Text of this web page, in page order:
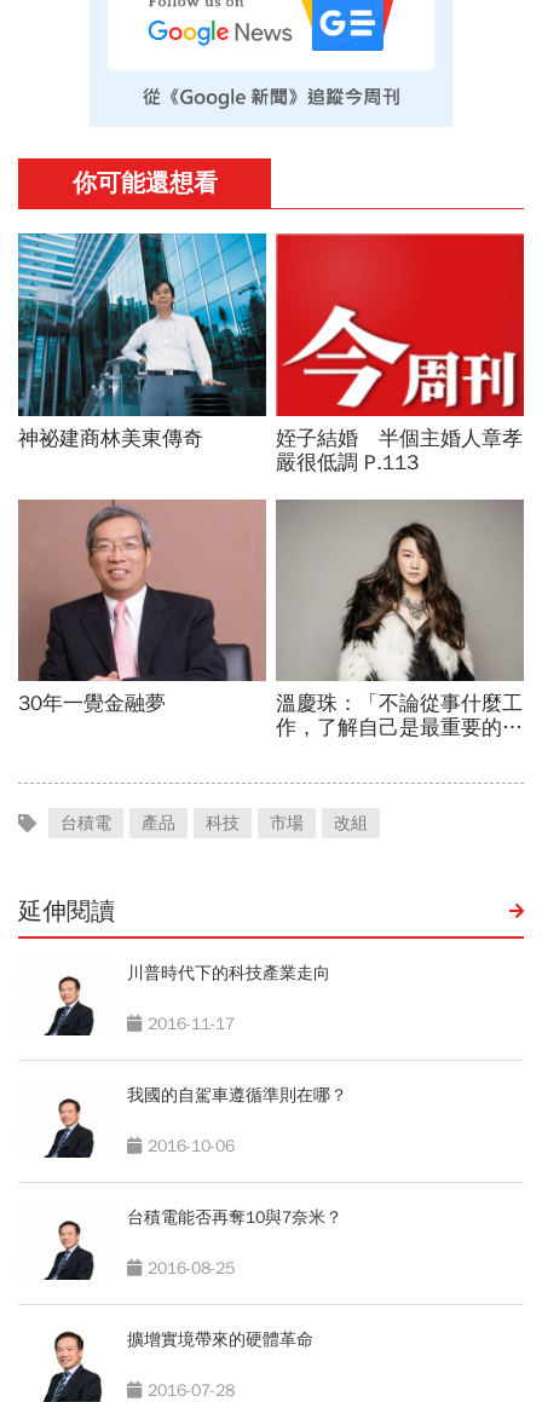
台積電 產品 科技 市場 改組
延伸閱讀
川普時代下的科技產業走向
2016-11-17
我國的自駕車遵循準則在哪？
2016-10-06
台積電能否再奪10與7奈米？
2016-08-25
擴增實境帶來的硬體革命
2016-07-28